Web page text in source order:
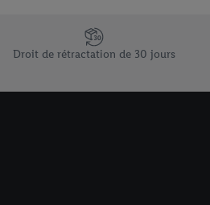
Droit de rétractation de 30 jours